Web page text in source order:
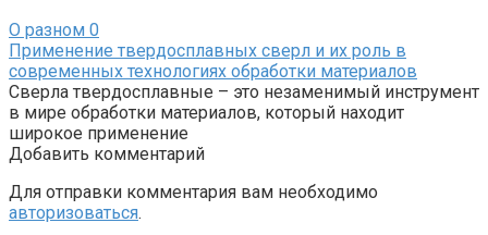
О разном 0
Применение твердосплавных сверл и их роль в
современных технологиях обработки материалов
Сверла твердосплавные – это незаменимый инструмент
в мире обработки материалов, который находит
широкое применение
Добавить комментарий
Для отправки комментария вам необходимо
авторизоваться.